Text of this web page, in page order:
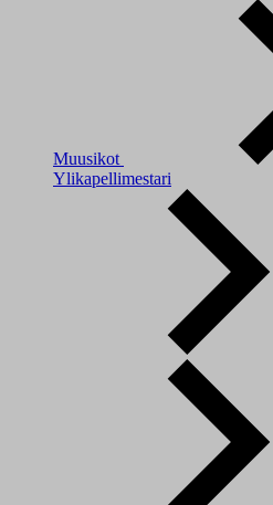
Muusikot
Ylikapellimestari